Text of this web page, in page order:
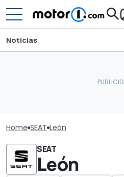
Noticias
Home SEAT León
SEAT
León